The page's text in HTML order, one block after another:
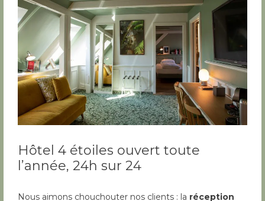
Hôtel 4 étoiles ouvert toute
l’année, 24h sur 24
Nous aimons chouchouter nos clients : la réception